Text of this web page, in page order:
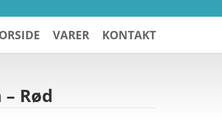
VARER KONTAKT
Rød